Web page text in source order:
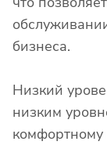
бизнеса.
Низкий
низким